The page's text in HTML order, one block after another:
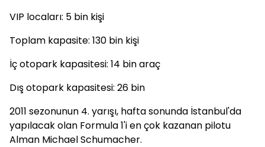
VIP locaları: 5 bin kişi
Toplam kapasite: 130 bin kişi
İç otopark kapasitesi: 14 bin araç
Dış otopark kapasitesi: 26 bin
2011 sezonunun 4. yarışı, hafta sonunda İstanbul'da
yapılacak olan Formula 1'i en çok kazanan pilotu
Alman Michael Schumacher.